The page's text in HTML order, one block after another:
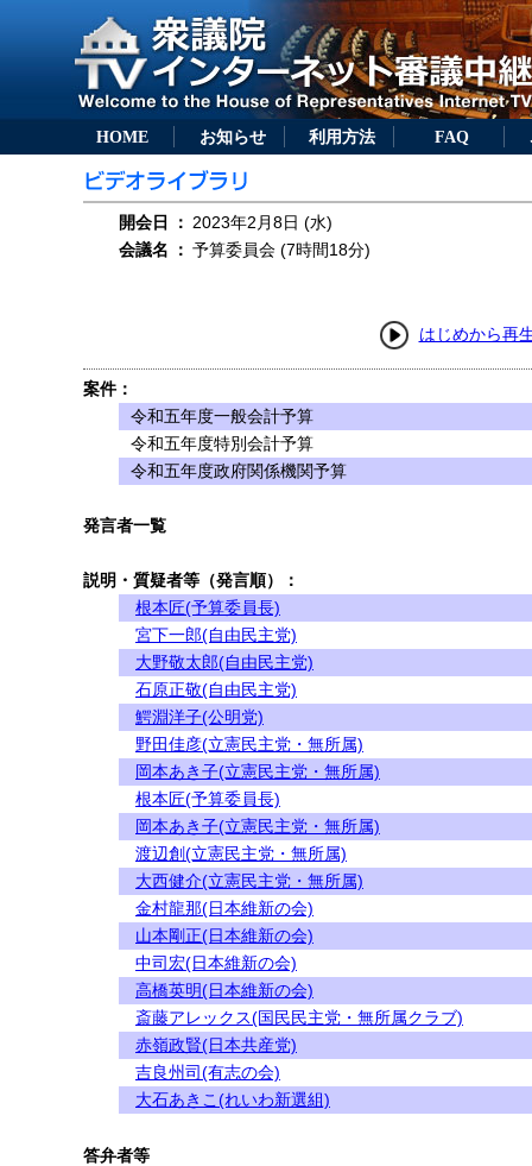
HOME お知らせ 利用方法 FAQ
開会日 ： 2023年2月8日 (水)
会議名
： 予算委員会 (7時間18分)
はじめから再
案件：
令和五年度一般会計予算
令和五年度特別会計予算
令和五年度政府関係機関予算
発言者一覧
説明・質疑者等（発言順）：
根本匠(予算委員長)
宮下一郎(自由民主党)
大野敬太郎(自由民主党)
石原正敬(自由民主党)
鰐淵洋子(公明党)
野田佳彦(立憲民主党・無所属)
岡本あき子(立憲民主党・無所属)
根本匠(予算委員長)
岡本あき子(立憲民主党・無所属)
渡辺創(立憲民主党・無所属)
大西健介(立憲民主党・無所属)
金村龍那(日本維新の会)
山本剛正(日本維新の会)
中司宏(日本維新の会)
高橋英明(日本維新の会)
斎藤アレックス(国民民主党・無所属クラブ)
赤嶺政賢(日本共産党)
吉良州司(有志の会)
大石あきこ(れいわ新選組)
答弁者等